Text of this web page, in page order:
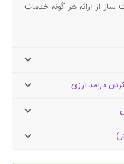
ساز از ارائه هر گونه خدمات